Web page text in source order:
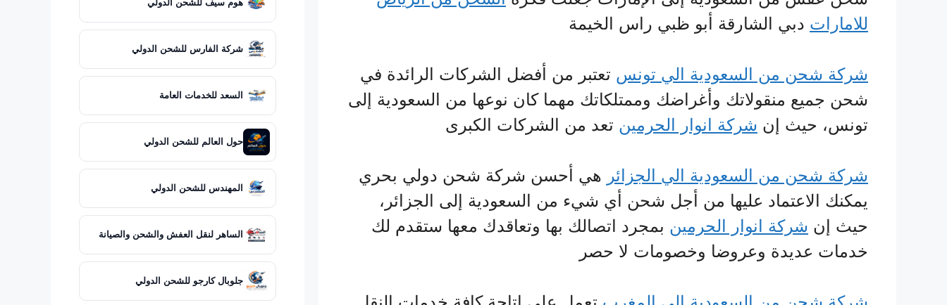
للامارات دبي الشارقة أبو ظبي راس الخيمة
شركة شحن من السعودية الي تونس تعتبر من أفضل الشركات الرائدة في
شحن جميع منقولاتك وأغراضك وممتلكاتك مهما كان نوعها من السعودية إلى
تونس، حيث إن شركة انوار الحرمين تعد من الشركات الكبرى
شركة شحن من السعودية الي الجزائر هي أحسن شركة شحن دولي بحري
يمكنك الاعتماد عليها من أجل شحن أي شيء من السعودية إلى الجزائر،
حيث إن شركة انوار الحرمين بمجرد اتصالك بها وتعاقدك معها ستقدم لك
خدمات عديدة وعروضا وخصومات لا حصر
هوم سيف للشحن الدولي
شركة الفارس للشحن الدولي
السعد للخدمات العامة
حول العالم للشحن الدولي
المهندس للشحن الدولي
الساهر لنقل العفش والشحن والصيانة
جلوبال كارجو للشحن الدولي